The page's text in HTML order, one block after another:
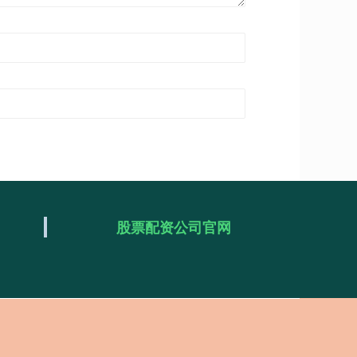
股票配资公司官网